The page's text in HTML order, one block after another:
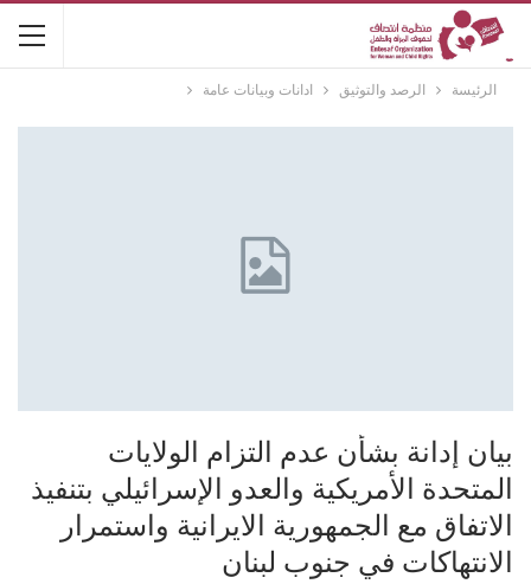
الرئيسة الرصد والتوثيق ادانات وبيانات عامة
بيان إدانة بشأن عدم التزام الولايات
المتحدة الأمريكية والعدو الإسرائيلي بتنفيذ
الاتفاق مع الجمهورية الايرانية واستمرار
الانتهاكات في جنوب لبنان